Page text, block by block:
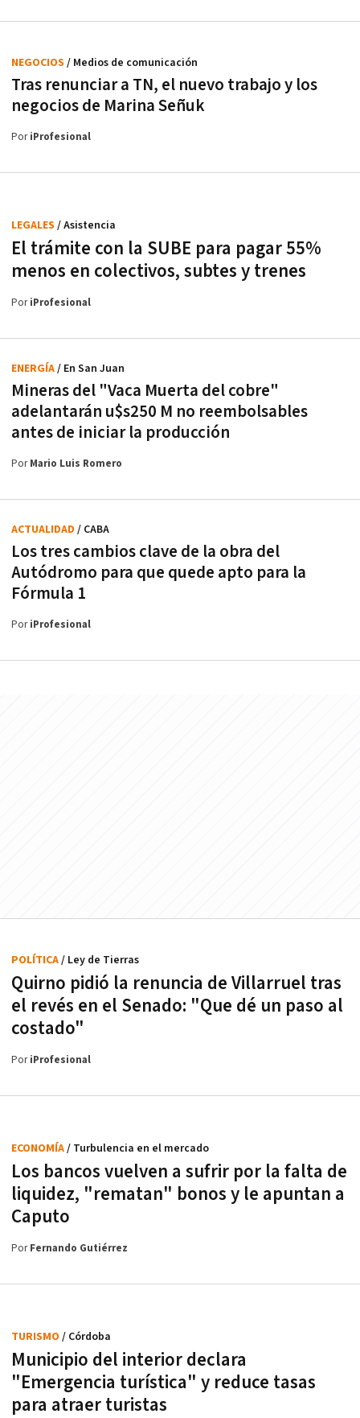
Tras renunciar a TN, el nuevo trabajo y los
negocios de Marina Señuk
NEGOCIOS / Medios de comunicación
PoriProfesional
El trámite con la SUBE para pagar 55%
menos en colectivos, subtes y trenes
LEGALES / Asistencia
PoriProfesional
Mineras del "Vaca Muerta del cobre"
adelantarán u$s250 M no reembolsables
antes de iniciar la producción
ENERGÍA/ En San Juan
PorMario Luis Romero
Los tres cambios clave de la obra del
Autódromo para que quede apto para la
Fórmula 1
ACTUALIDAD / CABA
PoriProfesional
Quirno pidió la renuncia de Villarruel tras
el revés en el Senado: "Que dé un paso al
costado"
POLÍTICA/ Ley de Tierras
PoriProfesional
Los bancos vuelven a sufrir por la falta de
liquidez, "rematan" bonos y le apuntan a
Caputo
ECONOMÍA/ Turbulencia en el mercado
PorFernando Gutiérrez
Municipio del interior declara
"Emergencia turística" y reduce tasas
para atraer turistas
TURISMO / Córdoba